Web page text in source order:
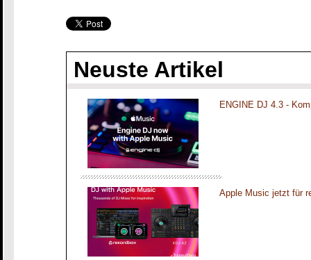
Neuste Artikel
ENGINE DJ 4.3 -
Apple Music jetzt für